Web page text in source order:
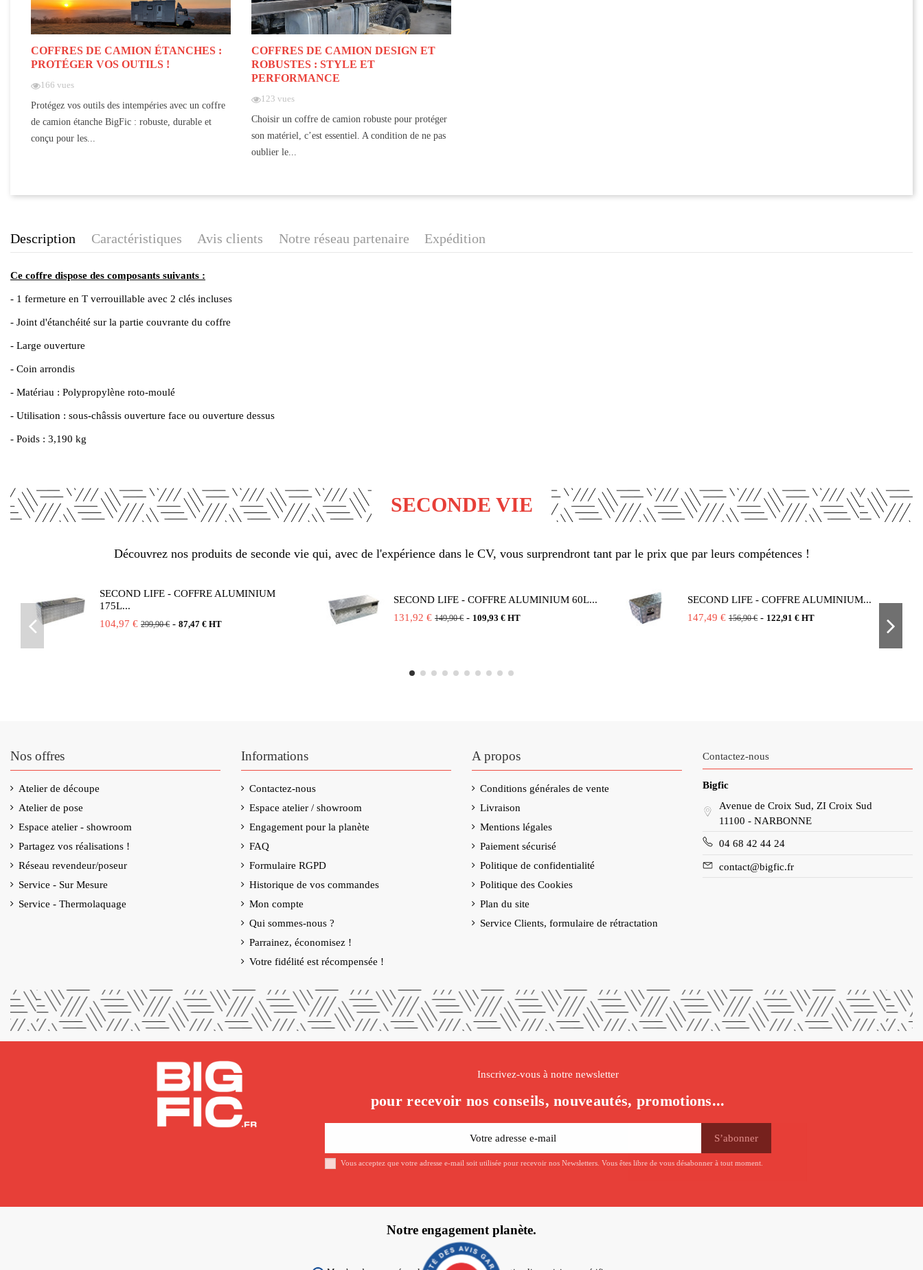
COFFRES DE CAMION ÉTANCHES :
PROTÉGER VOS OUTILS !
166 vues
Protégez vos outils des intempéries avec un coffre
de camion étanche BigFic : robuste, durable et
conçu pour les...
COFFRES DE CAMION DESIGN ET
ROBUSTES : STYLE ET
PERFORMANCE
123 vues
Choisir un coffre de camion robuste pour protéger
son matériel, c’est essentiel. A condition de ne pas
oublier le...
Description Caractéristiques Avis clients Notre réseau partenaire Expédition
Ce coffre dispose des composants suivants :
- 1 fermeture en T verrouillable avec 2 clés incluses
- Joint d'étanchéité sur la partie couvrante du coffre
- Large ouverture
- Coin arrondis
- Matériau : Polypropylène roto-moulé
- Utilisation : sous-châssis ouverture face ou ouverture dessus
- Poids : 3,190 kg
SECONDE VIE
Découvrez nos produits de seconde vie qui, avec de l'expérience dans le CV, vous surprendront tant par le prix que par leurs compétences !
SECOND LIFE - COFFRE ALUMINIUM
175L...
104,97 € 299,90 € - 87,47 € HT
SECOND LIFE - COFFRE ALUMINIUM 60L...
131,92 € 149,90 € - 109,93 € HT
SECOND LIFE - COFFRE ALUMINIUM...
147,49 € 156,90 € - 122,91 € HT
Nos offres
Atelier de découpe
Atelier de pose
Espace atelier - showroom
Partagez vos réalisations !
Réseau revendeur/poseur
Service - Sur Mesure
Service - Thermolaquage
Informations
Contactez-nous
Espace atelier / showroom
Engagement pour la planète
FAQ
Formulaire RGPD
Historique de vos commandes
Mon compte
Qui sommes-nous ?
Parrainez, économisez !
Votre fidélité est récompensée !
A propos
Conditions générales de vente
Livraison
Mentions légales
Paiement sécurisé
Politique de confidentialité
Politique des Cookies
Plan du site
Service Clients, formulaire de rétractation
Contactez-nous
Bigfic
Avenue de Croix Sud, ZI Croix Sud
11100 - NARBONNE
04 68 42 44 24
contact@bigfic.fr
Inscrivez-vous à notre newsletter
pour recevoir nos conseils, nouveautés, promotions...
Vous acceptez que votre adresse e-mail soit utilisée pour recevoir nos Newsletters. Vous êtes libre de vous désabonner à tout moment.
Notre engagement planète.